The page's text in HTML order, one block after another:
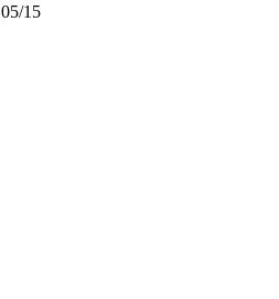
05/15